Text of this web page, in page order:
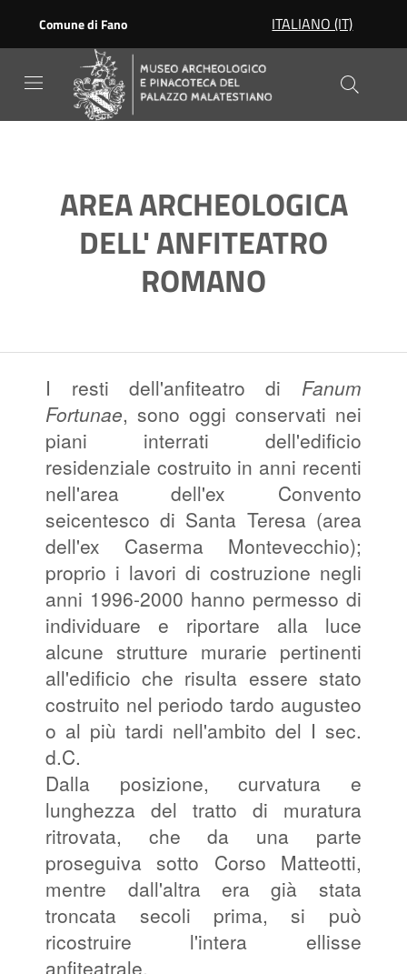
Comune di Fano ITALIANO (IT)
AREA ARCHEOLOGICA
DELL' ANFITEATRO
ROMANO
I resti dell'anfiteatro di Fanum
Fortunae, sono oggi conservati nei
piani interrati dell'edificio
residenziale costruito in anni recenti
nell'area dell'ex Convento
seicentesco di Santa Teresa (area
dell'ex Caserma Montevecchio);
proprio i lavori di costruzione negli
anni 1996-2000 hanno permesso di
individuare e riportare alla luce
alcune strutture murarie pertinenti
all'edificio che risulta essere stato
costruito nel periodo tardo augusteo
o al più tardi nell'ambito del I sec.
d.C.
Dalla posizione, curvatura e
lunghezza del tratto di muratura
ritrovata, che da una parte
proseguiva sotto Corso Matteotti,
mentre dall'altra era già stata
troncata secoli prima, si può
ricostruire l'intera ellisse
anfiteatrale.